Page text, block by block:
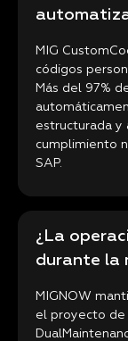
MIG
códigos
Más del 97%
estructurada y
cumplimiento
SAP.
¿La
durante la
MIGNOW
el proyecto de